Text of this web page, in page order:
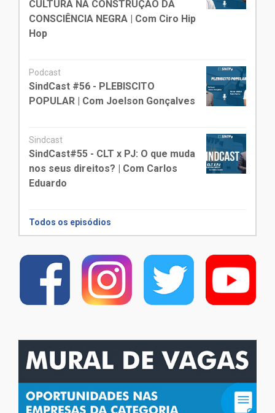
CULTURA NA CONSTRUÇÃO DA
CONSCIÊNCIA NEGRA | Com Ciro Hip
Hop
Podcast
SindCast #56 - PLEBISCITO
POPULAR | Com Joelson Gonçalves
Sindcast
SindCast#55 - CLT x PJ: O que muda
nos seus direitos? | Com Carlos
Eduardo
Todos os episódios